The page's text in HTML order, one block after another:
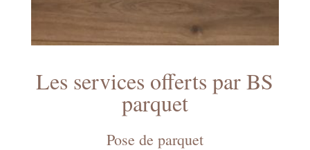
Les services offerts par BS
parquet
Pose de parquet